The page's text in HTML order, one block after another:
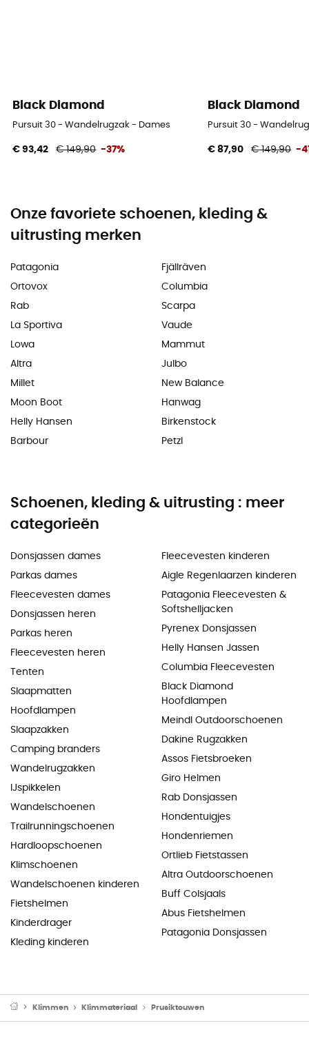
Black Diamond
Pursuit 30 - Wandelrugzak - Dames
€ 93,42 € 149,90 -37%
Black Diamond
Pursuit 30 -
€ 87,90 € 149,90 -
Onze favoriete schoenen, kleding &
uitrusting merken
Patagonia
Ortovox
Rab
La Sportiva
Lowa
Altra
Millet
Moon Boot
Helly Hansen
Barbour
Fjällräven
Columbia
Scarpa
Vaude
Mammut
Julbo
New Balance
Hanwag
Birkenstock
Petzl
Schoenen, kleding & uitrusting : meer
categorieën
Donsjassen dames
Parkas dames
Fleecevesten dames
Donsjassen heren
Parkas heren
Fleecevesten heren
Tenten
Slaapmatten
Hoofdlampen
Slaapzakken
Camping branders
Wandelrugzakken
IJspikkelen
Wandelschoenen
Trailrunningschoenen
Hardloopschoenen
Klimschoenen
Wandelschoenen kinderen
Fietshelmen
Kinderdrager
Kleding kinderen
Fleecevesten kinderen
Aigle Regenlaarzen kinderen
Patagonia Fleecevesten &
Softshelljacken
Pyrenex Donsjassen
Helly Hansen Jassen
Columbia Fleecevesten
Black Diamond
Hoofdlampen
Meindl Outdoorschoenen
Dakine Rugzakken
Assos Fietsbroeken
Giro Helmen
Rab Donsjassen
Hondentuigjes
Hondenriemen
Ortlieb Fietstassen
Altra Outdoorschoenen
Buff Colsjaals
Abus Fietshelmen
Patagonia Donsjassen
Klimmen Klimmateriaal Prusiktouwen